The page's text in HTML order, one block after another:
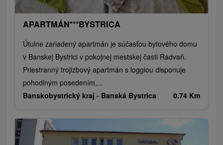
APARTMÁN***BYSTRICA
Útulne zariadený apartmán je súčasťou bytového domu
v Banskej Bystrici v pokojnej mestskej časti Radvaň.
Priestranný trojizbový apartmán s loggiou disponuje
pohodlným posedením,...
Banskobystrický kraj - Banská Bystrica 0.74 Km